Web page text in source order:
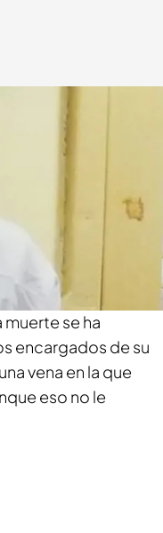
Estaba ya en la
preso
se ha
encargados de su
vena en la que
eso no le